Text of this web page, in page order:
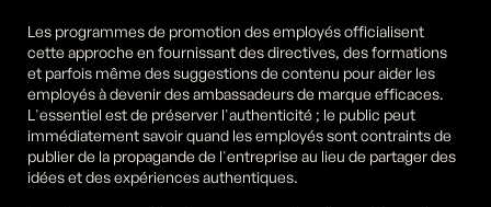
Les programmes de promotion des employés officialisent
cette approche en fournissant des directives, des formations
et parfois même des suggestions de contenu pour aider les
employés à devenir des ambassadeurs de marque efficaces.
L'essentiel est de préserver l'authenticité ; le public peut
immédiatement savoir quand les employés sont contraints de
publier de la propagande de l'entreprise au lieu de partager des
idées et des expériences authentiques.